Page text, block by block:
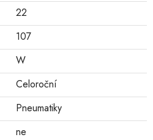
22
107
W
Celoroční
Pneumatiky
ne